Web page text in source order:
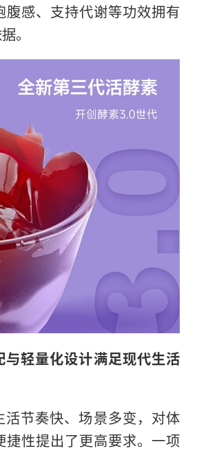
腹感、支持代谢等功效拥有
。
与轻量化设计满足现代生活
活节奏快、场景多变，对体
捷性提出了更高要求。一项